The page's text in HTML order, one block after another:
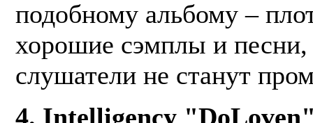
подобному альбому –
хорошие сэмплы и песни,
слушатели не станут
4. Intelligency